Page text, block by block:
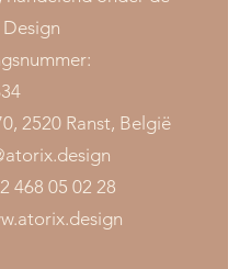
2520 Ranst, België
468 05 02 28